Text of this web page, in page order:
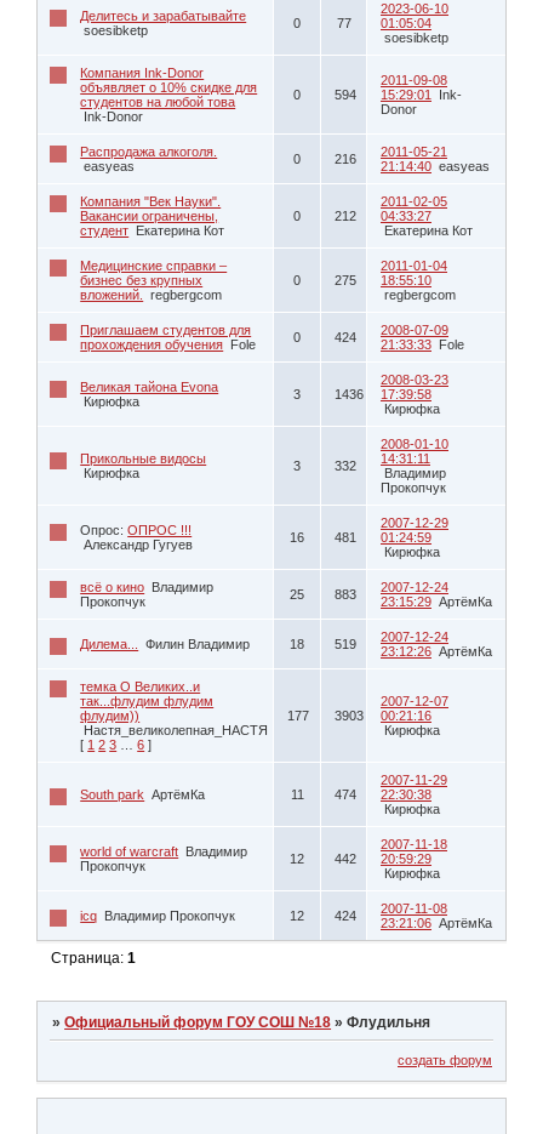
Делитесь и зарабатывайте
soesibketp
0 77
2023-06-10
01:05:04
soesibketp
Компания Ink-Donor
объявляет о 10% скидке для
студентов на любой това
Ink-Donor
0 594
2011-09-08
15:29:01
Ink-
Donor
Распродажа алкоголя.
easyeas
0 216
2011-05-21
21:14:40 easyeas
Компания "Век Науки".
Вакансии ограничены,
студент Екатерина Кот
0 212
2011-02-05
04:33:27
Екатерина Кот
Медицинские справки –
бизнес без крупных
вложений.
regbergcom
0 275
2011-01-04
18:55:10
regbergcom
Приглашаем студентов для
прохождения обучения Fole 0 424
2008-07-09
21:33:33 Fole
Великая тайона Evona
Кирюфка
3 1436
2008-03-23
17:39:58
Кирюфка
Прикольные видосы
Кирюфка
3 332
2008-01-10
14:31:11
Владимир
Прокопчук
Опрос: ОПРОС !!!
Александр Гугуев
16 481
2007-12-29
01:24:59
Кирюфка
всё о кино Владимир
Прокопчук
25 883
2007-12-24
23:15:29 АртёмКа
Дилема... Филин Владимир 18 519
2007-12-24
23:12:26 АртёмКа
темка О Великих..и
так...флудим флудим
флудим))
Настя_великолепная_НАСТЯ
[ 1 2 3 6 ]
177 3903
2007-12-07
00:21:16
Кирюфка
South park АртёмКа 11 474
2007-11-29
22:30:38
Кирюфка
world of warcraft Владимир
Прокопчук
12 442
2007-11-18
20:59:29
Кирюфка
icq Владимир Прокопчук 12 424
2007-11-08
23:21:06 АртёмКа
Страница:1
»Официальный форум ГОУ СОШ №18 »Флудильня
создать форум